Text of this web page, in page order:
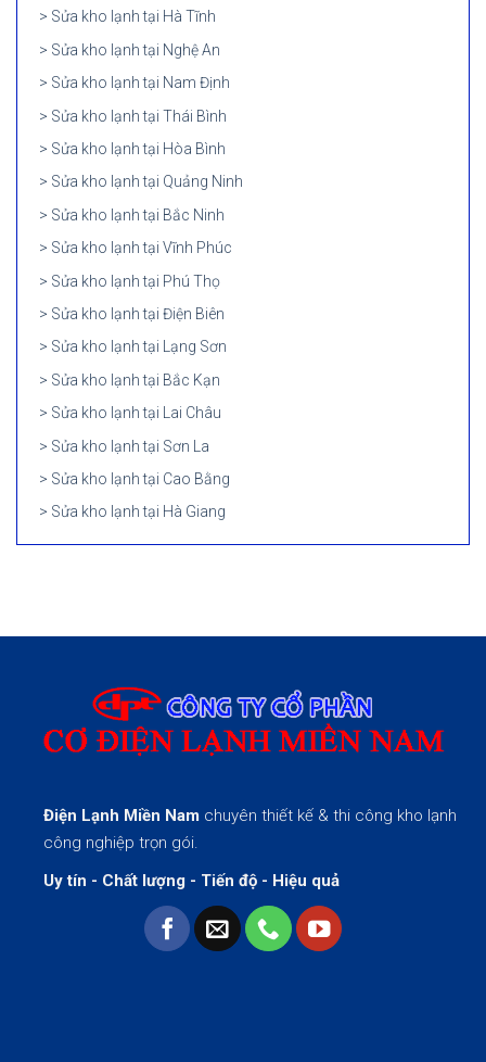
Sửa kho lạnh tại Hà Tĩnh
Sửa kho lạnh tại Nghệ An
Sửa kho lạnh tại Nam Định
Sửa kho lạnh tại Thái Bình
Sửa kho lạnh tại Hòa Bình
Sửa kho lạnh tại Quảng Ninh
Sửa kho lạnh tại Bắc Ninh
Sửa kho lạnh tại Vĩnh Phúc
Sửa kho lạnh tại Phú Thọ
Sửa kho lạnh tại Điện Biên
Sửa kho lạnh tại Lạng Sơn
Sửa kho lạnh tại Bắc Kạn
Sửa kho lạnh tại Lai Châu
Sửa kho lạnh tại Sơn La
Sửa kho lạnh tại Cao Bằng
Sửa kho lạnh tại Hà Giang
Điện Lạnh Miền Namchuyên thiết kế & thi công kho lạnh
công nghiệp trọn gói.
Uy tín - Chất lượng - Tiến độ - Hiệu quả